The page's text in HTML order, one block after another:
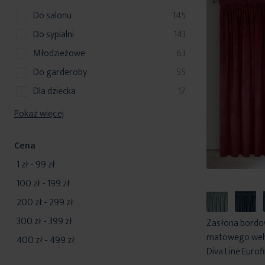
Zasłona
matowego
Diva Line
y
k
y
do salonu
145
produkty
do sypialni
143
produkty
młodzieżowe
63
produkty
do garderoby
55
produkty
dla dziecka
17
produkty
Pokaż więcej
Cena
1 zł-99 zł
100 zł-199 zł
200 zł-299 zł
300 zł-399 zł
400 zł-499 zł